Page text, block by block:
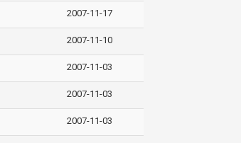
2007-11-17
2007-11-10
2007-11-03
2007-11-03
2007-11-03